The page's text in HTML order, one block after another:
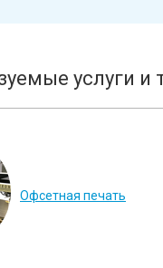
услуги и
Офсетная печать